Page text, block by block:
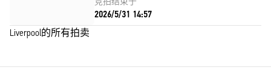
2026/5/31 14:57
Liverpool的所有拍卖